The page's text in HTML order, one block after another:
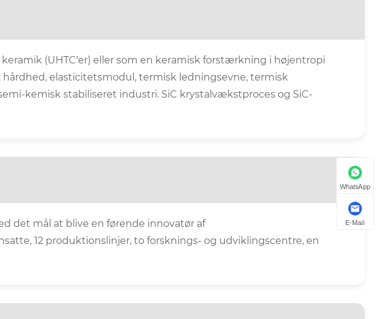
(UHTC'er) eller som en keramisk forstærkning i højentropi
elasticitetsmodul, termisk ledningsevne, termisk
kemisk stabiliseret industri. SiC krystalvækstproces og SiC-
det mål at blive en førende innovatør af
12 produktionslinjer, to forsknings- og udviklingscentre, en
WhatsApp
E-Mail